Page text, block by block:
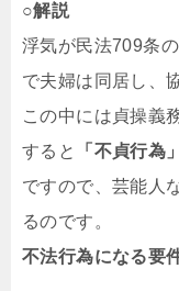
○解説
浮気が民法709条
で夫婦は同居し、
この中には貞操義
すると
「不貞行為」
ですので、芸能人
るのです。
不法行為になる要